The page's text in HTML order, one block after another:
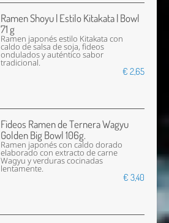
Ramen Shoyu | Estilo Kitakata | Bowl
71 g
Ramen japonés estilo Kitakata con
caldo de salsa de soja, fideos
ondulados y auténtico sabor
tradicional.
€ 2,65
Fideos Ramen de Ternera Wagyu
Golden Big Bowl 106g.
Ramen japonés con caldo dorado
elaborado con extracto de carne
Wagyu y verduras cocinadas
lentamente.
€ 3,40